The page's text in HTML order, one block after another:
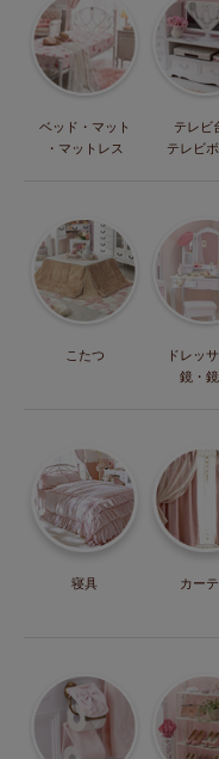
ベッド・マット
・マットレス
テレビ
テレビ
こたつ
ドレッ
鏡・
寝具 カー